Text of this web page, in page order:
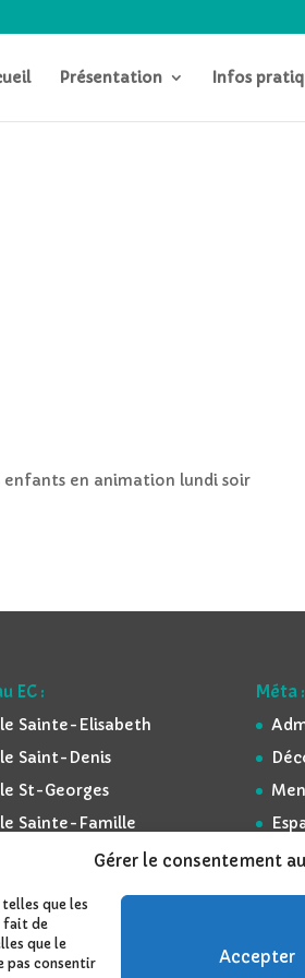
Gérer le consentement
que les
fait de
que le
pas consentir
Accepter
Présentation Infos
enfants en animation lundi soir
EC :
Sainte-Elisabeth
Saint-Denis
St-Georges
Sainte-Famille
Kersa Lasalle
Méta :